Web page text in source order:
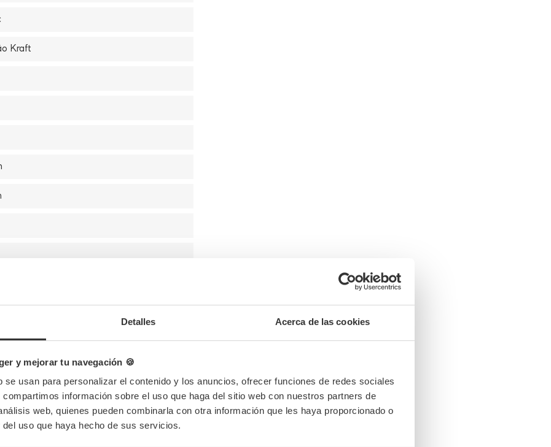
Detalles Acerca de las cookies
y mejorar tu navegación 🍪
se usan para personalizar el contenido y los anuncios, ofrecer funciones de redes sociales
información sobre el uso que haga del sitio web con nuestros partners de
web, quienes pueden combinarla con otra información que les haya proporcionado o
uso que haya hecho de sus servicios.
Kraft